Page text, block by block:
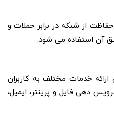
از شبکه در برابر حملات و
آن استفاده می شود.
خدمات مختلف به کاربران
دهی فایل و پرینتر، ایمیل،